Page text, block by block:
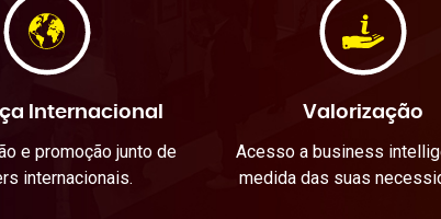
Internacional
e promoção junto de
internacionais.
Valorização
Acesso a business
medida das suas